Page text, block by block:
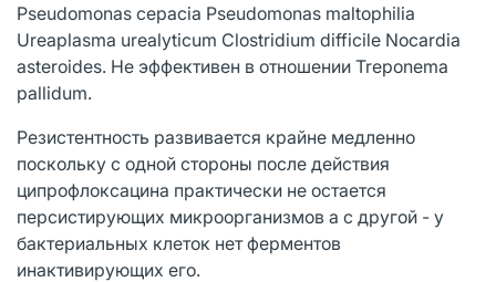
Pseudomonas cepacia Pseudomonas maltophilia
Ureaplasma urealyticum Clostridium difficile Nocardia
asteroides. Не эффективен в отношении Treponema
pallidum.
Резистентность развивается крайне медленно
поскольку с одной стороны после действия
ципрофлоксацина практически не остается
персистирующих микроорганизмов а с другой - у
бактериальных клеток нет ферментов
инактивирующих его.